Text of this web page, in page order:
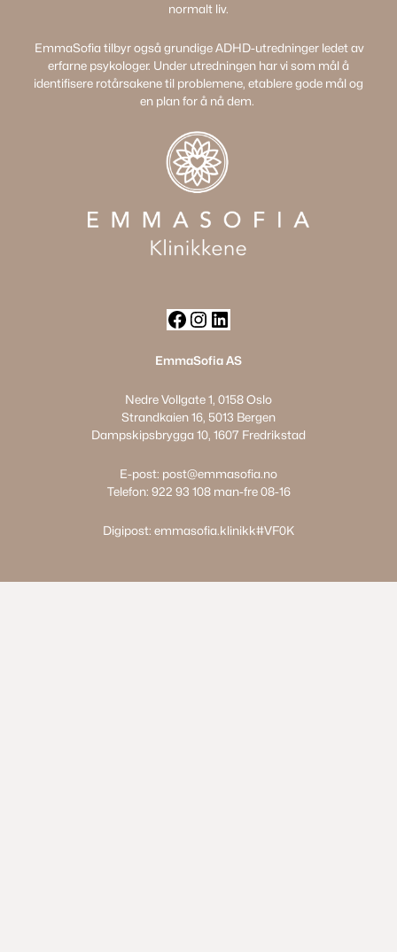
normalt liv.
EmmaSofia tilbyr også grundige ADHD-utredninger ledet av
erfarne psykologer. Under utredningen har vi som mål å
identifisere rotårsakene til problemene, etablere gode mål og
en plan for å nå dem.
a
e
b
o
k
n
t
a
r
a
i
k
e
d
n
EmmaSofia AS
Nedre Vollgate 1, 0158 Oslo
Strandkaien 16, 5013 Bergen
Dampskipsbrygga 10, 1607 Fredrikstad
E-post: post@emmasofia.no
Telefon: 922 93 108man-fre 08-16
Digipost: emmasofia.klinikk#VF0K